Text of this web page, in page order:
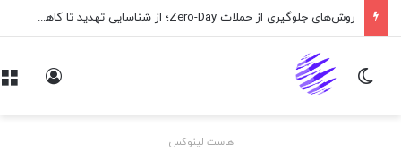
روش‌های جلوگیری از حملات Zero-Day؛ از شناسایی تهدید تا کاهش ریسک
تغییر پوسته
هاست لینوکس